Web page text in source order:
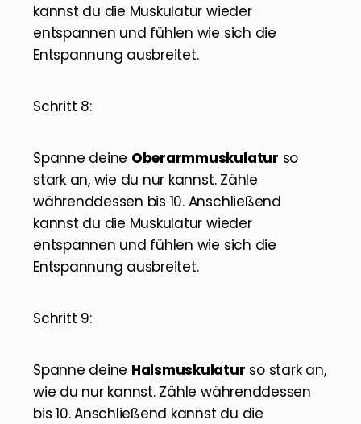
kannst du die Muskulatur wieder
entspannen und fühlen wie sich die
Entspannung ausbreitet.
Schritt 8:
Spanne deine Oberarmmuskulatur so
stark an, wie du nur kannst. Zähle
währenddessen bis 10. Anschließend
kannst du die Muskulatur wieder
entspannen und fühlen wie sich die
Entspannung ausbreitet.
Schritt 9:
Spanne deine Halsmuskulatur so stark an,
wie du nur kannst. Zähle währenddessen
bis 10. Anschließend kannst du die